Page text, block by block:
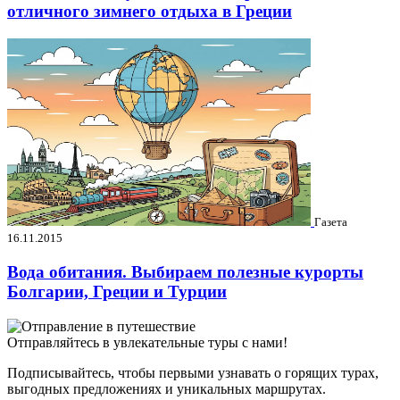
отличного зимнего отдыха в Греции
Газета
16.11.2015
Вода обитания. Выбираем полезные курорты
Болгарии, Греции и Турции
Отправляйтесь в увлекательные туры с нами!
Подписывайтесь, чтобы первыми узнавать о горящих турах,
выгодных предложениях и уникальных маршрутах.